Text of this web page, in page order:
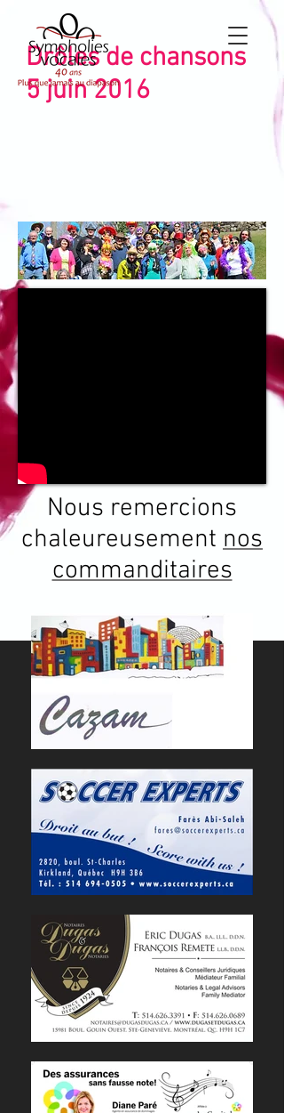
Drôles de chansons
5 juin 2016
Nous remercions
chaleureusement nos
commanditaires